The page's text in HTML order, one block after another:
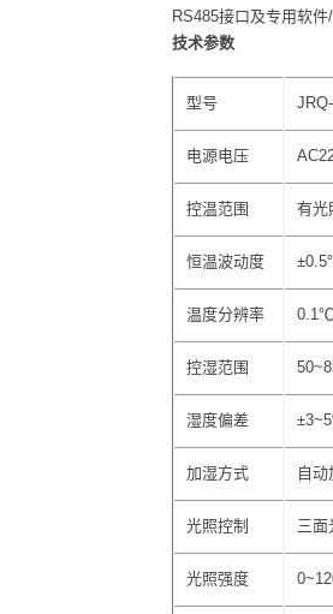
RS485接口及专
技术参数
型号
电源电压
控温范围 有
恒温波动度
温度分辨率 0.1℃
控湿范围
湿度偏差
加湿方式 自动
光照控制 三面
光照强度